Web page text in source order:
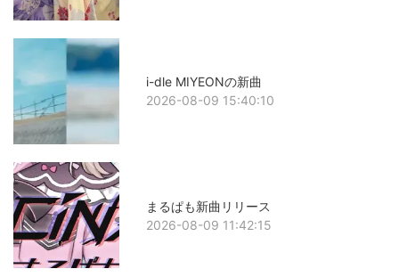
i-dle MIYEONの新曲
2026-08-09 15:40:10
まるぱも新曲リリース
2026-08-09 11:42:15